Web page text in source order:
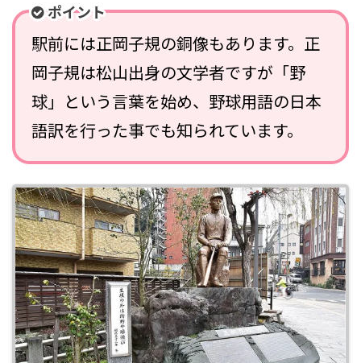
ポイント
駅前には正岡子規の銅像もあります。正
岡子規は松山出身の文学者ですが「野
球」という言葉を始め、野球用語の日本
語訳を行った事でも知られています。